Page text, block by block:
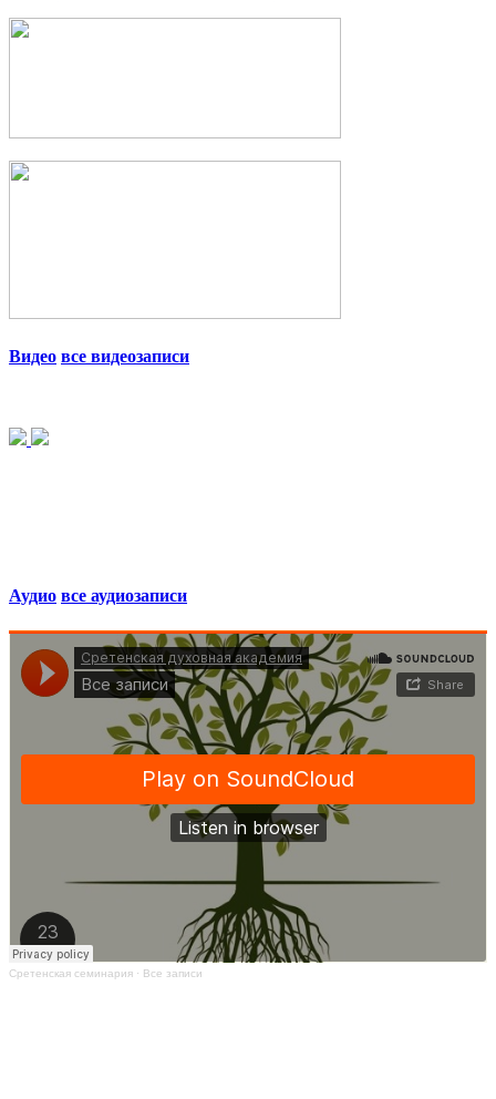
Видео все видеозаписи
Аудио все аудиозаписи
Сретенская семинария · Все записи